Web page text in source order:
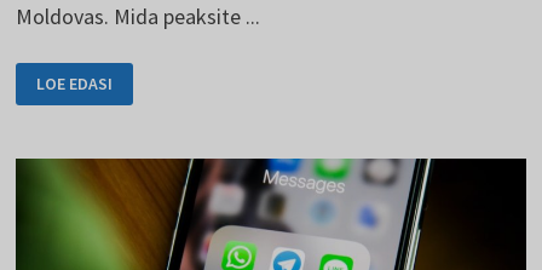
Moldovas. Mida peaksite ...
-
FACEBOOKI
LOE EDASI